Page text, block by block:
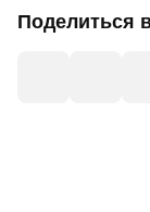
Поделиться